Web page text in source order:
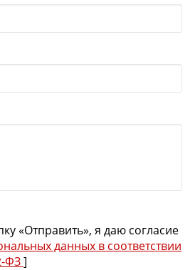
«Отправить», я даю согласие
данных в соответствии
ФЗ]